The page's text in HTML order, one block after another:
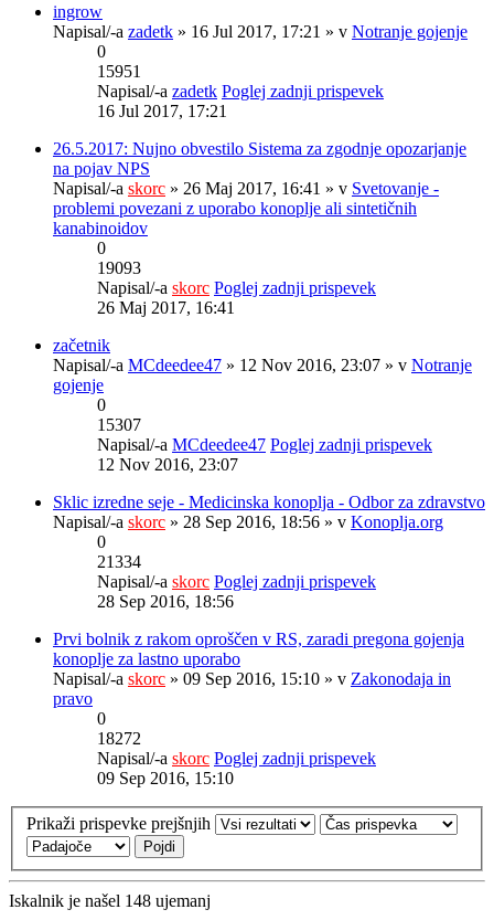
ingrow
Napisal/-a zadetk » 16 Jul 2017, 17:21 » v Notranje gojenje
0
15951
Napisal/-a zadetk Poglej zadnji prispevek
16 Jul 2017, 17:21
26.5.2017: Nujno obvestilo Sistema za zgodnje opozarjanje
na pojav NPS
Napisal/-a skorc » 26 Maj 2017, 16:41 » v Svetovanje -
problemi povezani z uporabo konoplje ali sintetičnih
kanabinoidov
0
19093
Napisal/-a skorc Poglej zadnji prispevek
26 Maj 2017, 16:41
začetnik
Napisal/-a MCdeedee47 » 12 Nov 2016, 23:07 » v Notranje
gojenje
0
15307
Napisal/-a MCdeedee47 Poglej zadnji prispevek
12 Nov 2016, 23:07
Sklic izredne seje - Medicinska konoplja - Odbor za zdravstvo
Napisal/-a skorc » 28 Sep 2016, 18:56 » v Konoplja.org
0
21334
Napisal/-a skorc Poglej zadnji prispevek
28 Sep 2016, 18:56
Prvi bolnik z rakom oproščen v RS, zaradi pregona gojenja
konoplje za lastno uporabo
Napisal/-a skorc » 09 Sep 2016, 15:10 » v Zakonodaja in
pravo
0
18272
Napisal/-a skorc Poglej zadnji prispevek
09 Sep 2016, 15:10
Prikaži prispevke prejšnjih
Iskalnik je našel 148 ujemanj